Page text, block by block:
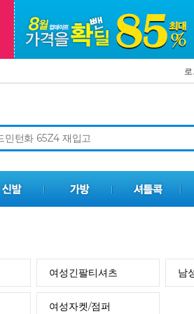
여성긴팔티셔츠 남
여성자켓/점퍼